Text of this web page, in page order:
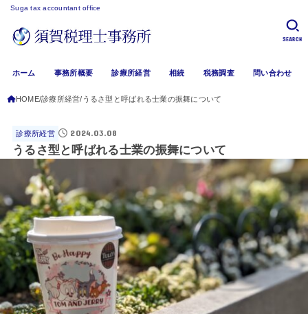
Suga tax accountant office
ホーム 事務所概要 診療所経営 相続 税務調査 問い合わせ
SEARCH
HOME 診療所経営 うるさ型と呼ばれる士業の振舞について
診療所経営 2024.03.08
うるさ型と呼ばれる士業の振舞について